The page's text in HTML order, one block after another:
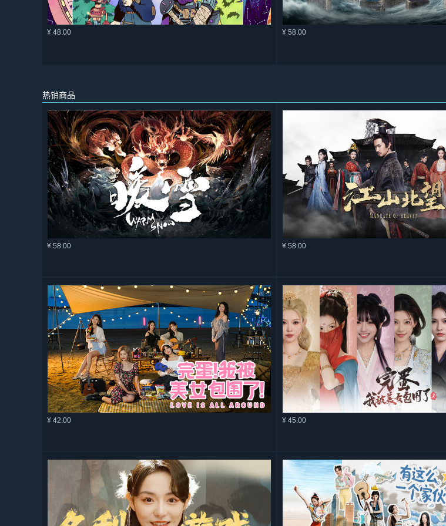
¥ 48.00 ¥ 58.00
热销商品
¥ 58.00 ¥ 58.00
¥ 42.00 ¥ 45.00